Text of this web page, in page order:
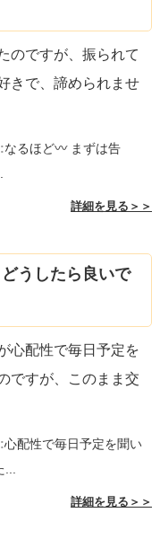
のですが、振られて
きで、諦められませ
なるほど〰︎ まずは告
詳細を見る＞＞
うしたら良いで
心配性で毎日予定を
ですが、このまま交
心配性で毎日予定を聞い
...
詳細を見る＞＞